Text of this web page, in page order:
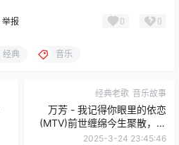
举报 0 0
经典 音乐
经典老歌 音乐故事
万芳 - 我记得你眼里的依恋
(MTV)前世缠绵今生聚散，再
世情缘难续痴恋
2025-3-24 23:45:46